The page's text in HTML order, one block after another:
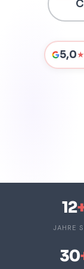
5,0
12
JAHRE
30